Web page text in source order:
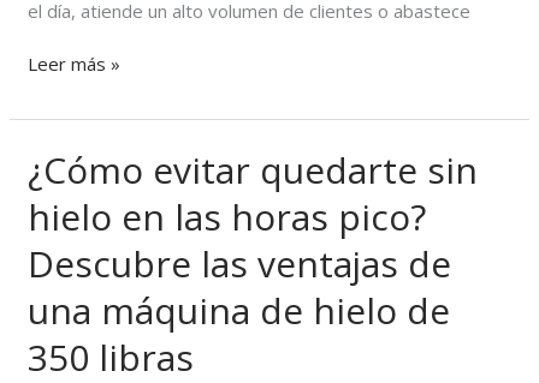
el día, atiende un alto volumen de clientes o abastece
tu
Leer más »
¿Cómo evitar quedarte sin
hielo en las horas pico?
Descubre las ventajas de
una máquina de hielo de
350 libras
¿Cómo
evitar
quedarte
sin
hielo
las
horas
pico?